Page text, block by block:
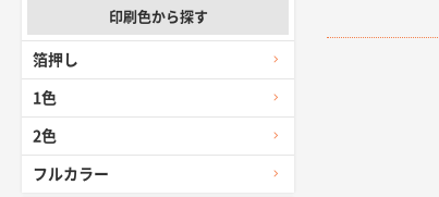
印刷色から探す
箔押し
1色
2色
フルカラー
愛知